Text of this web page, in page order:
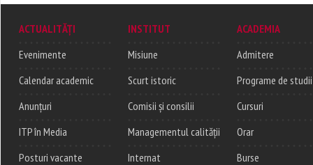
ACTUALITĂȚI
Evenimente
Calendar academic
Anunțuri
ITP în Media
Posturi vacante
INSTITUT
Misiune
Scurt istoric
Comisii și consilii
Managementul calității
Internat
ACADEMIA
Admitere
Programe de studii
Cursuri
Orar
Burse